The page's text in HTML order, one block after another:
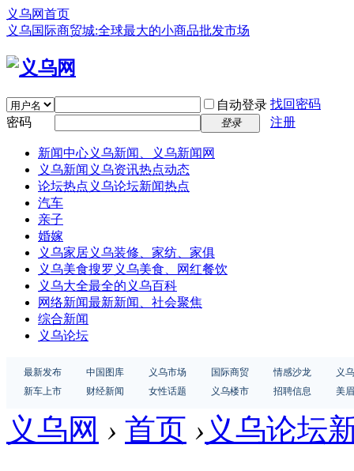
义乌网首页
义乌国际商贸城:全球最大的小商品批发市场
自动登录 找回密码
密码
登录 注册
新闻中心义乌新闻、义乌新闻网
义乌新闻 义乌资讯热点动态
论坛热点 义乌论坛新闻热点
汽车
亲子
婚嫁
义乌家居义乌装修、家纺、家俱
义乌美食搜罗义乌美食、网红餐饮
义乌大全最全的义乌百科
网络新闻最新新闻、社会聚焦
综合新闻
义乌论坛
最新发布 中国图库 义乌市场 国际商贸 情感沙龙
义
新车上市
财经新闻 女性话题 义乌楼市 招聘信息 美
义乌网 › 首页 › 义乌论坛